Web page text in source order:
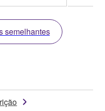
semelhantes